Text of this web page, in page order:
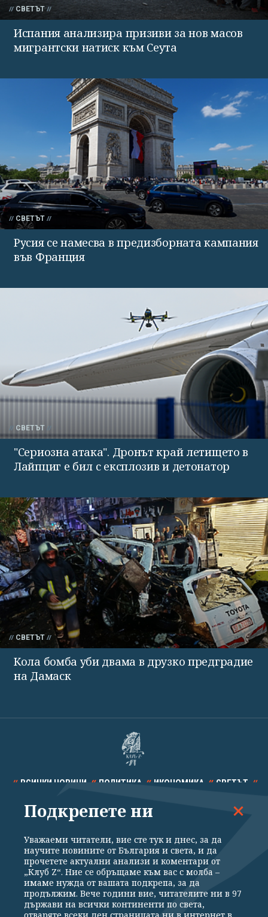
СВЕТЪТ
Испания анализира призиви за нов масов
мигрантски натиск към Сеута
СВЕТЪТ
Русия се намесва в предизборната кампания
във Франция
СВЕТЪТ
"Сериозна атака". Дронът край летището в
Лайпциг е бил с експлозив и детонатор
СВЕТЪТ
Кола бомба уби двама в друзко предградие
на Дамаск
ВСИЧКИ НОВИНИ ПОЛИТИКА ИКОНОМИКА СВЕТЪТ
СПОРТ КУЛТУРА ТЕХНОЛОГИИ КАЛЕЙДОСКОП
Общи условия
Политика за поверителност
Подкрепете ни
Уважаеми читатели, вие сте тук и днес, за да
научите новините от България и света, и да
прочетете актуални анализи и коментари от
„Клуб Z“. Ние се обръщаме към вас с молба –
имаме нужда от вашата подкрепа, за да
продължим. Вече години вие, читателите ни в 97
държави на всички континенти по света,